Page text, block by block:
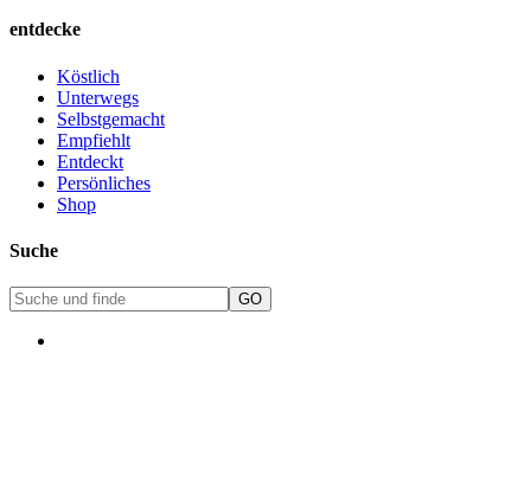
entdecke
Köstlich
Unterwegs
Selbstgemacht
Empfiehlt
Entdeckt
Persönliches
Shop
Suche